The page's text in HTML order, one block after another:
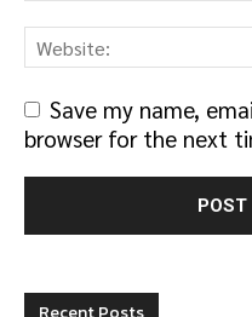
Save my name,
browser for the next